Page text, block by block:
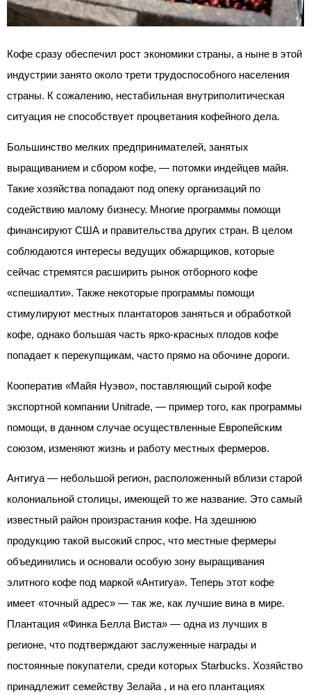
Кофе сразу обеспечил рост экономики страны, а ныне в этой
индустрии занято около трети трудоспособного населения
страны. К сожалению, нестабильная внутриполитическая
ситуация не способствует процветания кофейного дела.
Большинство мелких предпринимателей, занятых
выращиванием и сбором кофе, — потомки индейцев майя.
Такие хозяйства попадают под опеку организаций по
содействию малому бизнесу. Многие программы помощи
финансируют США и правительства других стран. В целом
соблюдаются интересы ведущих обжарщиков, которые
сейчас стремятся расширить рынок отборного кофе
«спешиалти». Также некоторые программы помощи
стимулируют местных плантаторов заняться и обработкой
кофе, однако большая часть ярко-красных плодов кофе
попадает к перекупщикам, часто прямо на обочине дороги.
Кооператив «Майя Нуэво», поставляющий сырой кофе
экспортной компании Unitrade, — пример того, как программы
помощи, в данном случае осуществленные Европейским
союзом, изменяют жизнь и работу местных фермеров.
Антигуа — небольшой регион, расположенный вблизи старой
колониальной столицы, имеющей то же название. Это самый
известный район произрастания кофе. На здешнюю
продукцию такой высокий спрос, что местные фермеры
объединились и основали особую зону выращивания
элитного кофе под маркой «Антигуа». Теперь этот кофе
имеет «точный адрес» — так же, как лучшие вина в мире.
Плантация «Финка Белла Виста» — одна из лучших в
регионе, что подтверждают заслуженные награды и
постоянные покупатели, среди которых Starbucks. Хозяйство
принадлежит семейству Зелайа , и на его плантациях